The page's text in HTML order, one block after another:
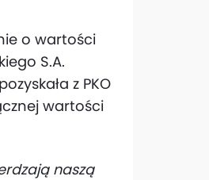
o wartości
S.A.
z PKO
wartości
naszą